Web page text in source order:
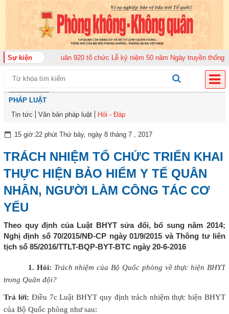
Sự kiện
đoàn Không quân 920 tổ chức Lễ kỷ niệm 50 năm Ngày truyền thống (12-
PHÁP LUẬT
Tin tức
Văn bản pháp luật Hỏi - Đáp
15 giờ:22 phút Thứ bảy, ngày 8 tháng 7 , 2017
TRÁCH NHIỆM TỔ CHỨC TRIỂN KHAI
THỰC HIỆN BẢO HIỂM Y TẾ QUÂN
NHÂN, NGƯỜI LÀM CÔNG TÁC CƠ
YẾU
Theo quy định của Luật BHYT sửa đổi, bổ sung năm 2014;
Nghị định số 70/2015/NĐ-CP ngày 01/9/2015 và Thông tư liên
tịch số 85/2016/TTLT-BQP-BYT-BTC ngày 20-6-2016
1. Hỏi: Trách nhiệm của Bộ Quốc phòng về thực hiện BHYT
trong Quân đội?
Trả lời: Điều 7c Luật BHYT quy định trách nhiệm thực hiện BHYT
của Bộ Quốc phòng như sau: